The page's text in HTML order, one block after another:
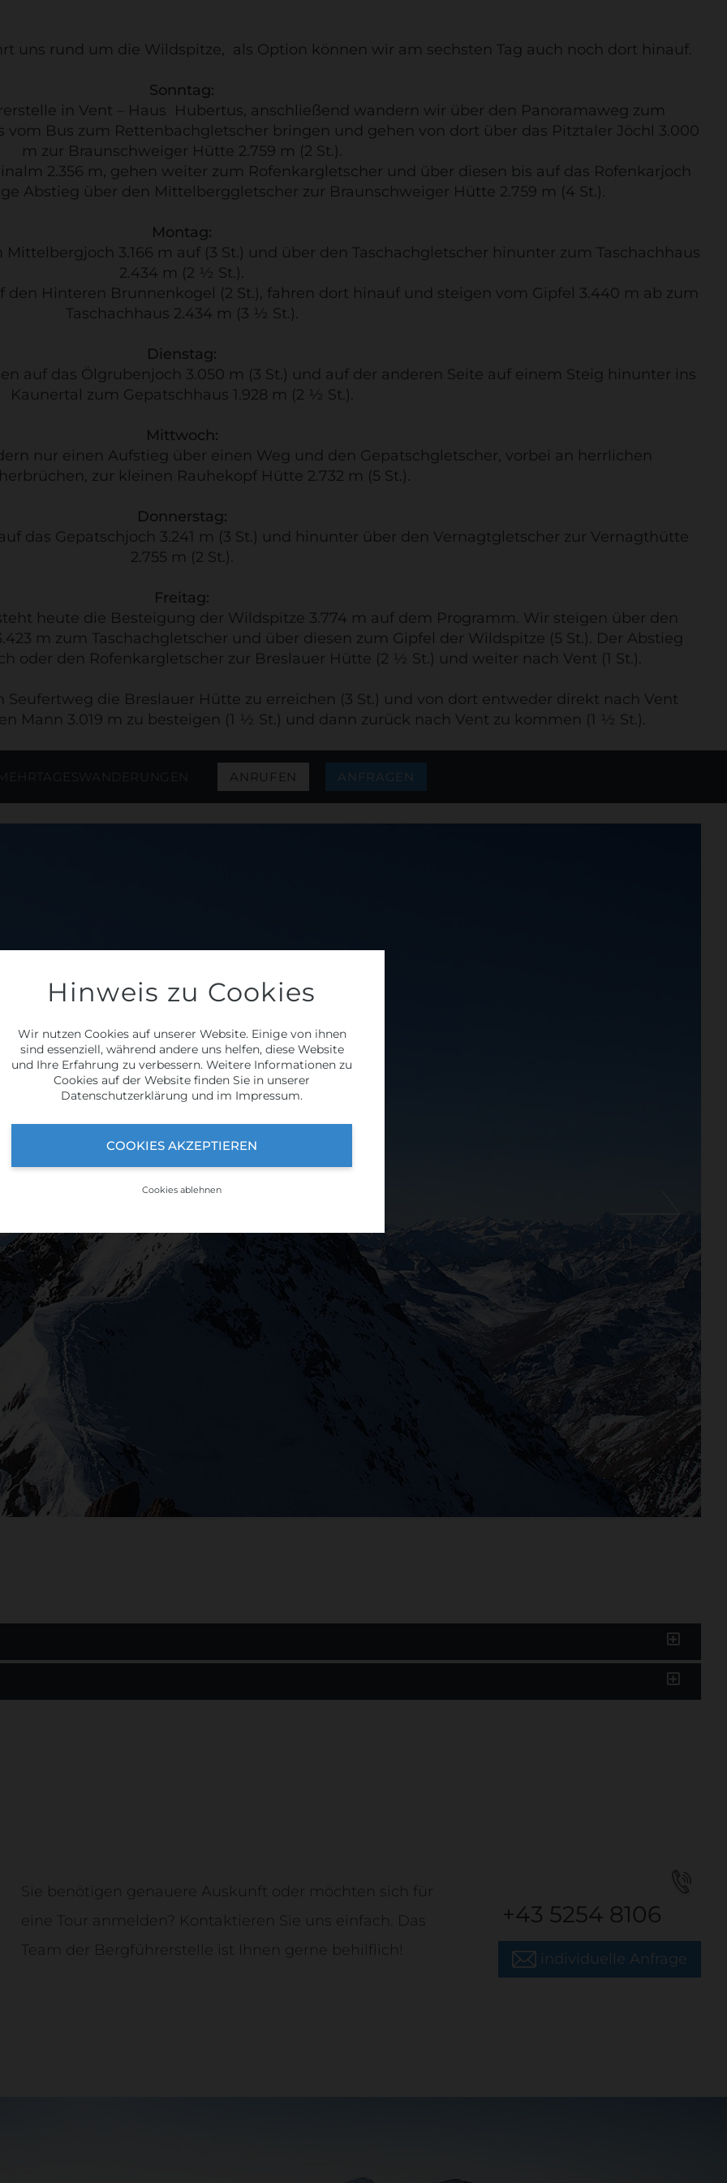
uns rund um die Wildspitze, als Option können wir am sechsten Tag auch noch dort hinauf.
Sonntag:
in Vent – Haus Hubertus, anschließend wandern wir über den Panoramaweg zum
vom Bus zum Rettenbachgletscher bringen und gehen von dort über das Pitztaler Jöchl 3.000
m zur Braunschweiger Hütte 2.759 m (2 St.).
2.356 m, gehen weiter zum Rofenkargletscher und über diesen bis auf das Rofenkarjoch
Abstieg über den Mittelberggletscher zur Braunschweiger Hütte 2.759 m (4 St.).
Montag:
3.166 m auf (3 St.) und über den Taschachgletscher hinunter zum Taschachhaus
2.434 m (2 ½ St.).
Hinteren Brunnenkogel (2 St.), fahren dort hinauf und steigen vom Gipfel 3.440 m ab zum
Taschachhaus 2.434 m (3 ½ St.).
Dienstag:
auf das Ölgrubenjoch 3.050 m (3 St.) und auf der anderen Seite auf einem Steig hinunter ins
Kaunertal zum Gepatschhaus 1.928 m (2 ½ St.).
Mittwoch:
nur einen Aufstieg über einen Weg und den Gepatschgletscher, vorbei an herrlichen
zur kleinen Rauhekopf Hütte 2.732 m (5 St.).
Donnerstag:
das Gepatschjoch 3.241 m (3 St.) und hinunter über den Vernagtgletscher zur Vernagthütte
2.755 m (2 St.).
Freitag:
heute die Besteigung der Wildspitze 3.774 m auf dem Programm. Wir steigen über den
m zum Taschachgletscher und über diesen zum Gipfel der Wildspitze (5 St.). Der Abstieg
oder den Rofenkargletscher zur Breslauer Hütte (2 ½ St.) und weiter nach Vent (1 St.).
die Breslauer Hütte zu erreichen (3 St.) und von dort entweder direkt nach Vent
Mann 3.019 m zu besteigen (1 ½ St.) und dann zurück nach Vent zu kommen (1 ½ St.).
ANRUFEN ANFRAGEN
Sie benötigen genauere Auskunft oder möchten sich für
eine Tour anmelden? Kontaktieren Sie uns einfach. Das
Team der Bergführerstelle ist Ihnen gerne behilflich!
+43 5254 8106
individuelle Anfrage
Hinweis zu Cookies
Wir nutzen Cookies auf unserer Website. Einige von ihnen
sind essenziell, während andere uns helfen, diese Website
und Ihre Erfahrung zu verbessern. Weitere Informationen zu
Cookies auf der Website finden Sie in unserer
Datenschutzerklärung und im Impressum.
COOKIES AKZEPTIEREN
Cookies ablehnen